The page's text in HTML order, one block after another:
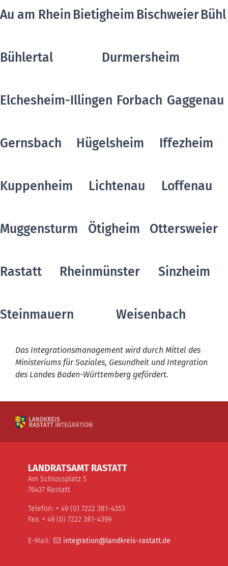
Au am Rhein Bietigheim BischweierBühl
Bühlertal Durmersheim
Elchesheim-Illingen Forbach Gaggenau
Gernsbach Hügelsheim Iffezheim
Kuppenheim Lichtenau Loffenau
Muggensturm Ötigheim Ottersweier
Rastatt Rheinmünster Sinzheim
Steinmauern Weisenbach
Das Integrationsmanagement wird durch Mittel des
Ministeriums für Soziales, Gesundheit und Integration
des Landes Baden-Württemberg gefördert.
LANDRATSAMT RASTATT
Am Schlossplatz 5
76437 Rastatt
Telefon: + 49 (0) 7222 381-4353
Fax: + 49 (0) 7222 381-4399
E-Mail: integration@landkreis-rastatt.de